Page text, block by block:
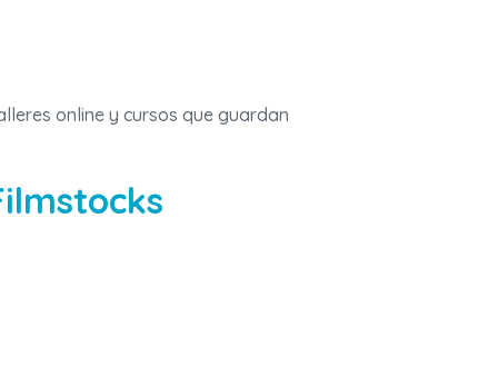
online y cursos que guardan